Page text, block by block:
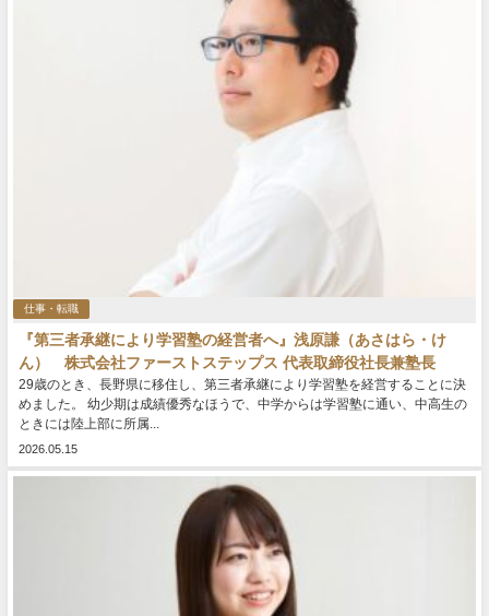
仕事・転職
『第三者承継により学習塾の経営者へ』浅原謙（あさはら・け
ん） 株式会社ファーストステップス 代表取締役社長兼塾長
29歳のとき、長野県に移住し、第三者承継により学習塾を経営することに決
めました。 幼少期は成績優秀なほうで、中学からは学習塾に通い、中高生の
ときには陸上部に所属...
2026.05.15